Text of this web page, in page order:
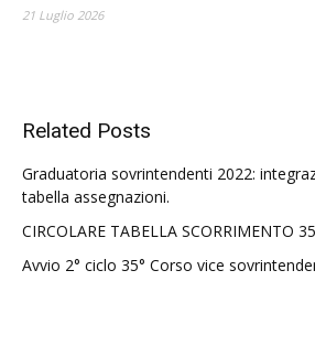
21 Luglio 2026
Related Posts
Graduatoria sovrintendenti 2022:
tabella assegnazioni.
CIRCOLARE TABELLA SCORRIMENTO
Avvio 2° ciclo 35° Corso vice